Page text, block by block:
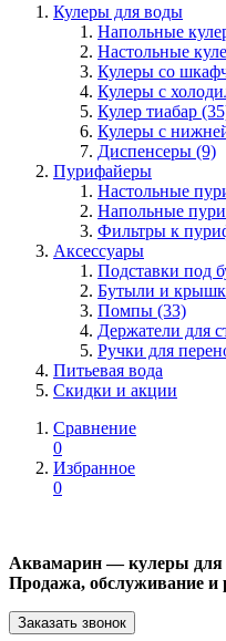
Кулеры для воды
Напольные
Настольные
Кулеры со
Кулеры с
Кулер тиабар
Кулеры с
Диспенсеры (9)
Пурифайеры
Настольные
Напольные
Фильтры к
Аксессуары
Подставки под
Бутыли и
Помпы (33)
Держатели для
Ручки для
Питьевая вода
Скидки и акции
Сравнение
0
Избранное
0
Аквамарин — кулеры для
Продажа, обслуживание и
Заказать звонок